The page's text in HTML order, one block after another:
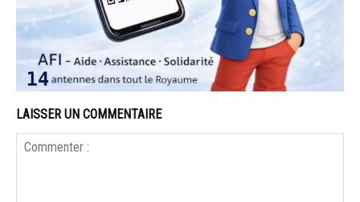
LAISSER UN COMMENTAIRE